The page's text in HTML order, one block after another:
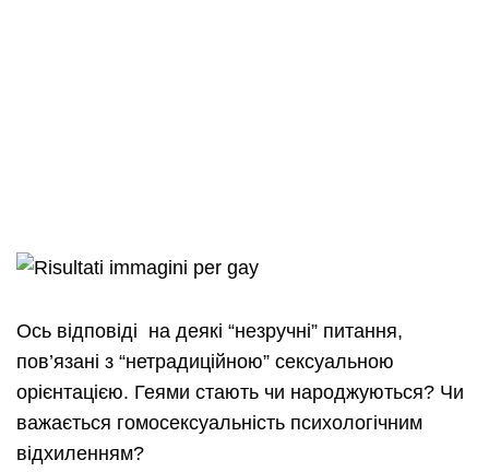
Ось відповіді на деякі “незручні” питання,
пов’язані з “нетрадиційною” сексуальною
орієнтацією. Геями стають чи народжуються? Чи
важається гомосексуальність психологічним
відхиленням?